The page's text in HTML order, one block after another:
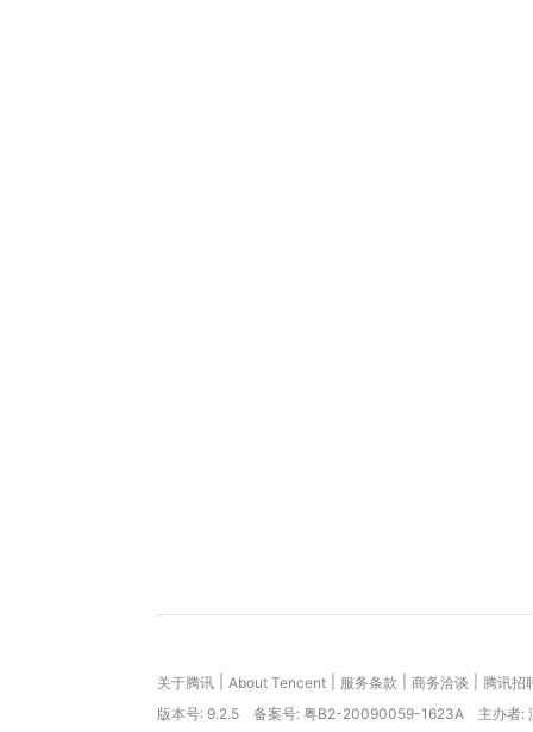
关于腾讯 About Tencent 服务条款 商务洽谈
腾讯招
版本号: 9.2.5 备案号: 粤B2-20090059-1623A 主办者: